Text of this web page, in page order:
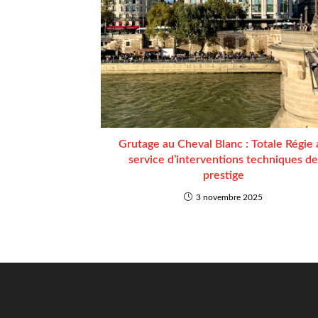
Grutage au Cheval Blanc : Totale Régie
service d’interventions techniques de
prestige
3 novembre 2025